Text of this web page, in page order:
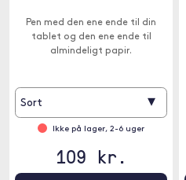
Pen med den ene ende til din
tablet og den ene ende til
almindeligt papir.
Sort ▾
Ikke på lager, 2-6 uger
109 kr.